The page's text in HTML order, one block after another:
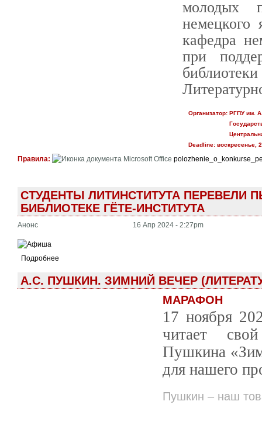
молодых
немецкого
кафедра
при
Организатор:РГПУ им.
Deadline:воскресенье,
Правила:
СТУДЕНТЫ ЛИТИНСТИТУТА ПЕРЕВЕЛИ
БИБЛИОТЕКЕ ГЁТЕ-ИНСТИТУТА
Анонс 16 Апр 2024 - 2:27pm
Подробнее
А.С. ПУШКИН. ЗИМНИЙ ВЕЧЕР
МАРАФОН
17 ноября
читает
Пушкина
для нашего
Пушкин – наш